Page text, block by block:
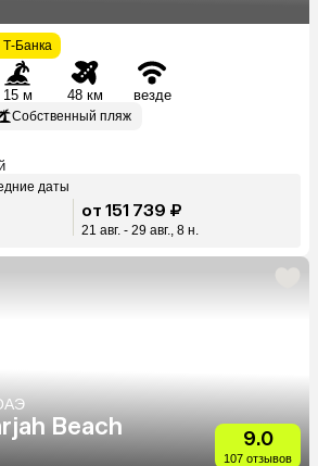
Т-Банка
15 м 48 км везде
Собственный пляж
даты
от 151 739 ₽
21 авг. - 29 авг., 8 н.
Beach
9.0
107 отзывов